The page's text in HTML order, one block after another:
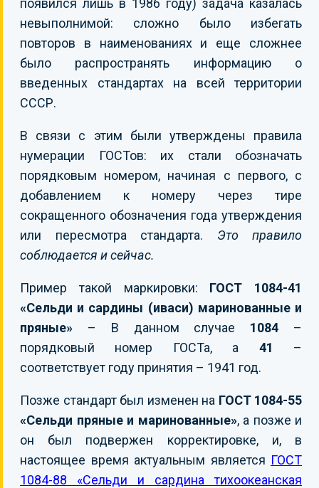
появился лишь в 1986 году) задача казалась
невыполнимой: сложно было избегать
повторов в наименованиях и еще сложнее
было распространять информацию о
введенных стандартах на всей территории
СССР.
В связи с этим были утверждены правила
нумерации ГОСТов: их стали обозначать
порядковым номером, начиная с первого, с
добавлением к номеру через тире
сокращенного обозначения года утверждения
или пересмотра стандарта. Это правило
соблюдается и сейчас.
Пример такой маркировки: ГОСТ 1084-41
«Сельди и сардины (иваси) маринованные и
пряные» – В данном случае 1084 –
порядковый номер ГОСТа, а 41
–
соответствует году принятия – 1941 год.
Позже стандарт был изменен на ГОСТ 1084-55
«Сельди пряные и маринованные», а позже и
он был подвержен корректировке, и, в
настоящее время актуальным является ГОСТ
1084-88 «Сельди и сардина тихоокеанская